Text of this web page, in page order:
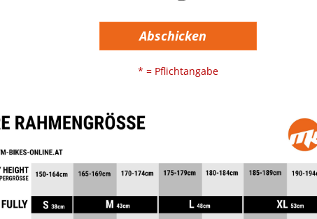
Abschicken
* = Pflichtangabe